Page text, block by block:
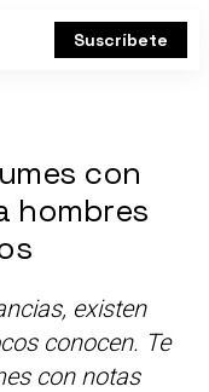
Suscríbete
con
hombres
existen
conocen. Te
con notas